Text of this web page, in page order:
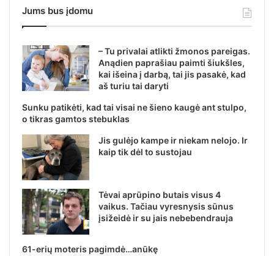
Jums bus įdomu
– Tu privalai atlikti žmonos pareigas.
Anądien paprašiau paimti šiukšles,
kai išeina į darbą, tai jis pasakė, kad
aš turiu tai daryti
Sunku patikėti, kad tai visai ne šieno kaugė ant stulpo,
o tikras gamtos stebuklas
Jis gulėjo kampe ir niekam nelojo. Ir
kaip tik dėl to sustojau
Tėvai aprūpino butais visus 4
vaikus. Tačiau vyresnysis sūnus
įsižeidė ir su jais nebebendrauja
61-erių moteris pagimdė…anūkę